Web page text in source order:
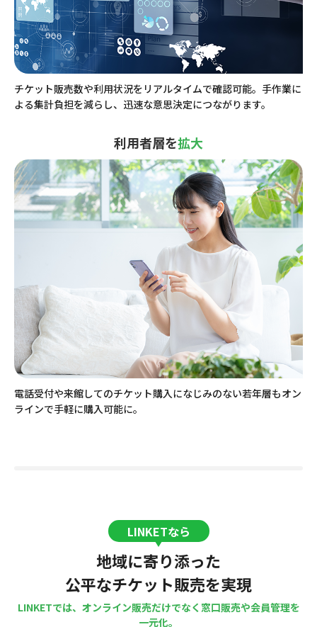
チケット販売数や利用状況をリアルタイムで確認可能。手作業に
よる集計負担を減らし、迅速な意思決定につながります。
利用者層を拡大
電話受付や来館してのチケット購入になじみのない若年層もオン
ラインで手軽に購入可能に。
LINKETなら
地域に寄り添った
公平なチケット販売を実現
LINKETでは、オンライン販売だけでなく窓口販売や会員管理を
一元化。